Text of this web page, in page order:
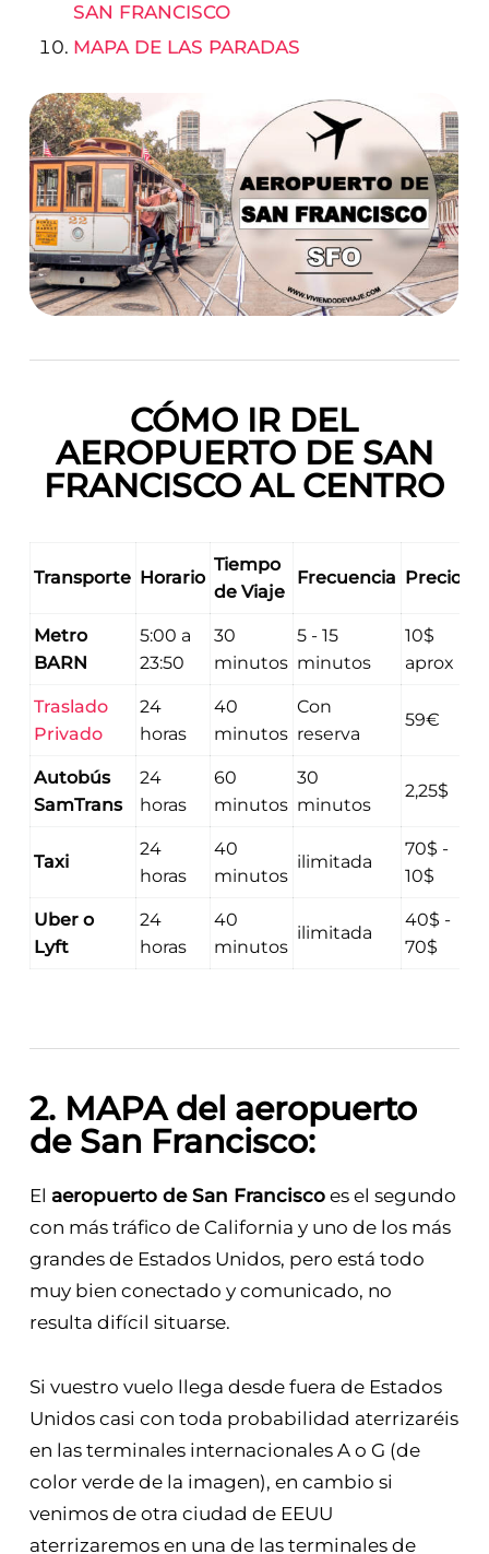
SAN FRANCISCO
MAPA DE LAS PARADAS
CÓMO IR DEL
AEROPUERTO DE SAN
FRANCISCO AL CENTRO
Transporte Horario
Tiempo
de Viaje
Frecuencia Precio
Metro
BARN
5:00 a
23:50
30
minutos
5 - 15
minutos
10$
aprox
Traslado
Privado
24
horas
40
minutos
Con
reserva
59€
Autobús
SamTrans
24
horas
60
minutos
30
minutos
2,25$
Taxi
24
horas
40
minutos
ilimitada
70$ -
10$
Uber o
Lyft
24
horas
40
minutos
ilimitada
40$ -
70$
2. MAPA del aeropuerto
de San Francisco:
El aeropuerto de San Franciscoes el segundo
con más tráfico de California y uno de los más
grandes de Estados Unidos, pero está todo
muy bien conectado y comunicado, no
resulta difícil situarse.
Si vuestro vuelo llega desde fuera de Estados
Unidos casi con toda probabilidad aterrizaréis
en las terminales internacionales A o G (de
color verde de la imagen), en cambio si
venimos de otra ciudad de EEUU
aterrizaremos en una de las terminales de